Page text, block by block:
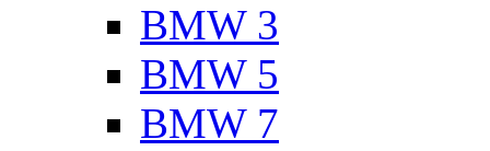
BMW 3
BMW 5
BMW 7